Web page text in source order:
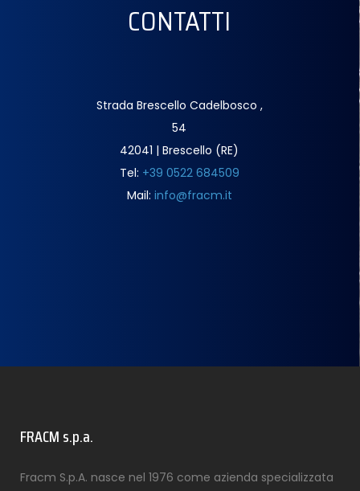
CONTATTI
Strada Brescello Cadelbosco ,
54
42041 | Brescello (RE)
Tel: +39 0522 684509
Mail: info@fracm.it
FRACM s.p.a.
Fracm S.p.A. nasce nel 1976 come azienda specializzata